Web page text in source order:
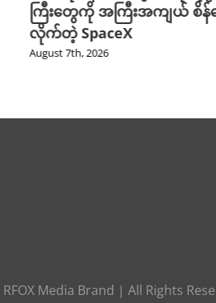
ကြီးတွေကို အကြီးအကျယ် စိန်
လိုက်တဲ့ SpaceX
August 7th, 2026
RFOX Media Brand | All Rights